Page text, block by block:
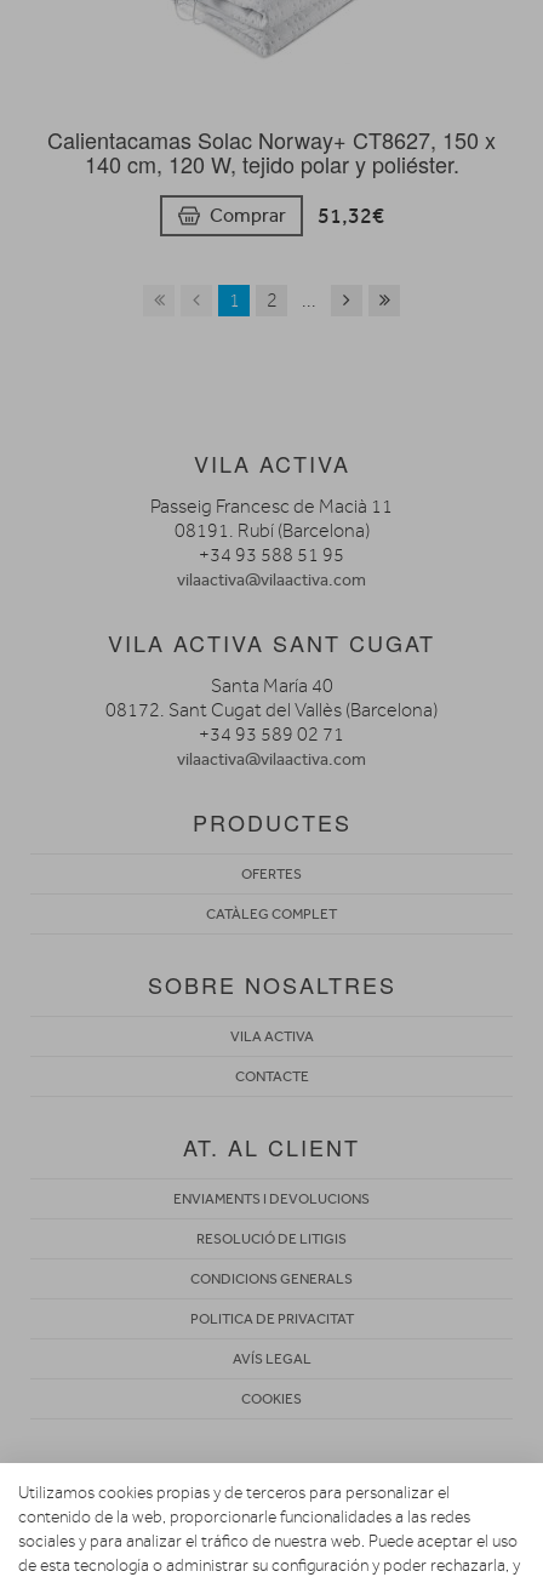
Calientacamas Solac Norway+ CT8627, 150 x
140 cm, 120 W, tejido polar y poliéster.
Comprar 51,32€
1 2 ...
VILA ACTIVA
Passeig Francesc de Macià 11
08191. Rubí (Barcelona)
+34 93 588 51 95
vilaactiva@vilaactiva.com
VILA ACTIVA SANT CUGAT
Santa María 40
08172. Sant Cugat del Vallès (Barcelona)
+34 93 589 02 71
vilaactiva@vilaactiva.com
PRODUCTES
OFERTES
CATÀLEG COMPLET
SOBRE NOSALTRES
VILA ACTIVA
CONTACTE
AT. AL CLIENT
ENVIAMENTS I DEVOLUCIONS
RESOLUCIÓ DE LITIGIS
CONDICIONS GENERALS
POLITICA DE PRIVACITAT
AVÍS LEGAL
COOKIES
Utilizamos cookies propias y de terceros para personalizar el
contenido de la web, proporcionarle funcionalidades a las redes
sociales y para analizar el tráfico de nuestra web. Puede aceptar el uso
de esta tecnología o administrar su configuración y poder rechazarla, y